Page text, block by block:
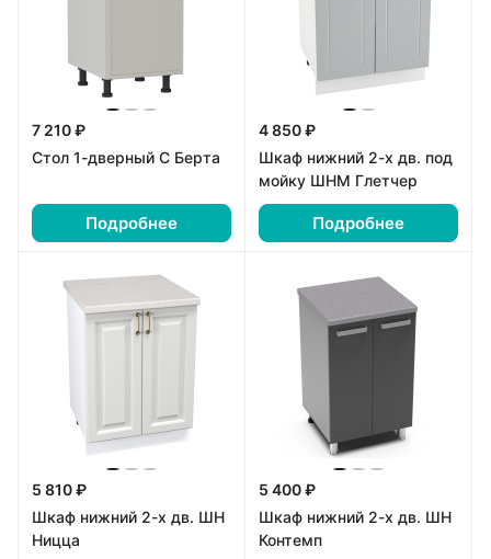
7 210 ₽
Стол 1-дверный С Берта
Подробнее
4 850 ₽
Шкаф нижний 2-х дв. под
мойку ШНМ Глетчер
Подробнее
5 810 ₽
Шкаф нижний 2-х дв. ШН
Ницца
5 400 ₽
Шкаф нижний 2-х дв. ШН
Контемп